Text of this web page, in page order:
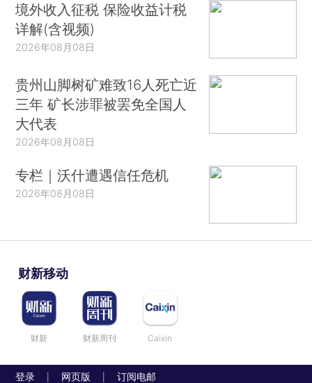
境外收入征税 保险收益计税
详解(含视频)
2026年08月08日
贵州山脚树矿难致16人死亡近
三年 矿长涉罪被罢免全国人
大代表
2026年08月08日
专栏｜沃什遭遇信任危机
2026年08月08日
财新移动
财新 财新周刊 Caixin
登录 网页版 订阅电邮